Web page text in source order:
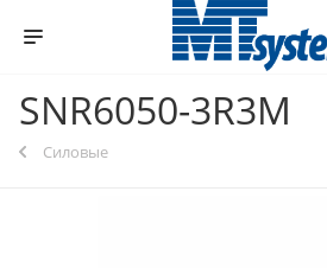
SNR6050-3R3M
Силовые